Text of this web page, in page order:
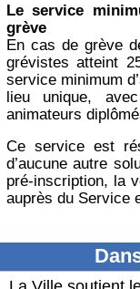
Le service
grève
En cas de grève
grévistes atteint
service minimum
lieu unique,
animateurs
Ce service est
d’aucune autre
pré-inscription, la
auprès du Service